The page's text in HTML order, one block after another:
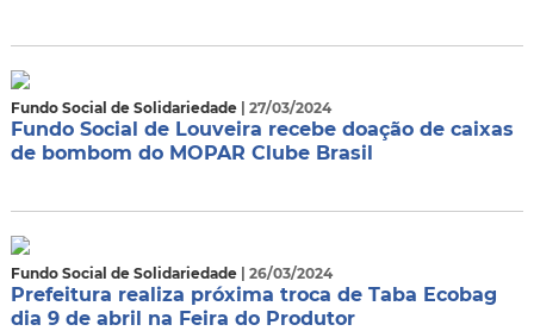
Fundo Social de Solidariedade | 27/03/2024
Fundo Social de Louveira recebe doação de caixas
de bombom do MOPAR Clube Brasil
Fundo Social de Solidariedade | 26/03/2024
Prefeitura realiza próxima troca de Taba Ecobag
dia 9 de abril na Feira do Produtor